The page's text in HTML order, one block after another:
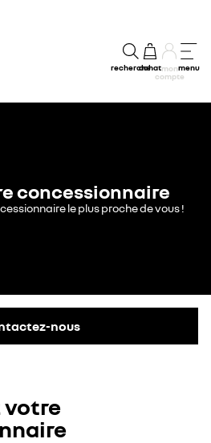
rechercheachatmon
compte
menu
concessionnaire
le plus proche de vous !
nous
votre